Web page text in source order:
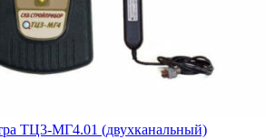
ТЦ3-МГ4.01 (двухканальный)